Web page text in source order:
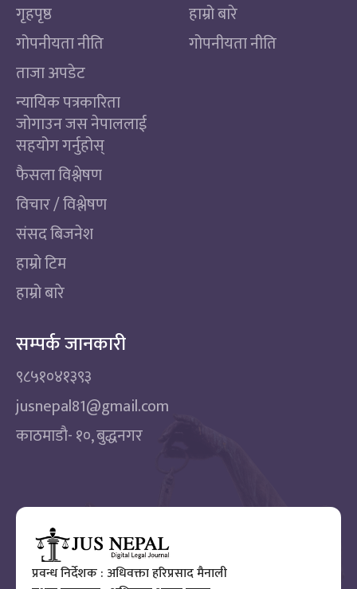
गृहपृष्ठ
गोपनीयता नीति
ताजा अपडेट
न्यायिक पत्रकारिता
जोगाउन जस नेपाललाई
सहयोग गर्नुहोस्
फैसला विश्लेषण
विचार / विश्लेषण
संसद बिजनेश
हाम्रो टिम
हाम्रो बारे
हाम्रो बारे
गोपनीयता नीति
सम्पर्क जानकारी
९८५१०४१३९३
jusnepal81@gmail.com
काठमाडाै‌- १०, बुद्धनगर
प्रवन्ध निर्देशक : अधिवक्ता हरिप्रसाद मैनाली